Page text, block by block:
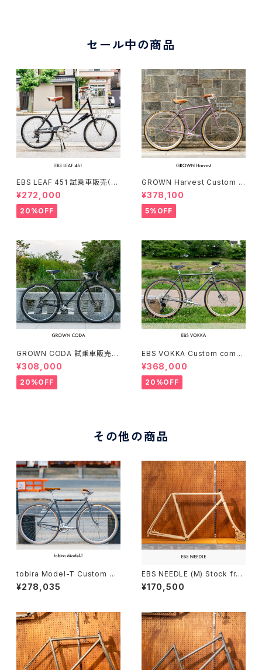
セール中の商品
EBS LEAF 451 試乗車販売（15
0-169cm）
¥272,000
20%OFF
GROWN Harvest Custom c
omplete bike（154-168cm）
¥378,100
5%OFF
GROWN CODA 試乗車販売（1
66-174cm）
¥308,000
20%OFF
EBS VOKKA Custom compl
ete bike（166-173cm）
¥368,000
20%OFF
その他の商品
tobira Model-T Custom co
mplete bike（158-165cm）
¥278,035
EBS NEEDLE (M) Stock fra
me Order （deposit）
¥170,500